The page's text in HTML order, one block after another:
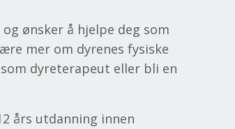
ønsker å hjelpe deg som
mer om dyrenes fysiske
dyreterapeut eller bli en
års utdanning innen